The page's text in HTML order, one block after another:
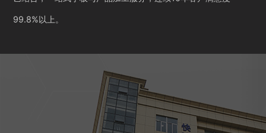
99.8%以上。